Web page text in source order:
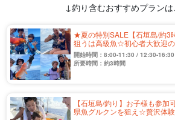
↓釣り含むおすすめプラン
★夏の特別SALE【石垣島/約3
狙うは高級魚☆初心者大歓迎
ら参加OK＆居酒屋で調理可能
開始時間：8:00-11:30 / 12:30-16:30
所要時間：約3時間
【石垣島/釣り】お子様も参
県魚グルクンを狙え☆贅沢体